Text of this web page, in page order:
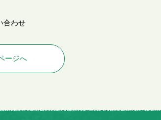
合わせ
ージへ